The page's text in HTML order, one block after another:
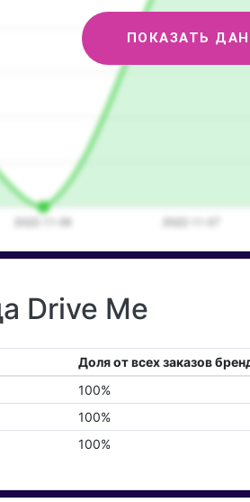
ПОКАЗАТЬ
Drive Me
Доля от всех заказов
100%
100%
100%